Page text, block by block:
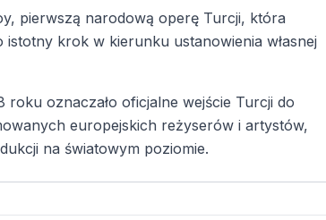
pierwszą narodową operę Turcji, która
krok w kierunku ustanowienia własnej
roku oznaczało oficjalne wejście Turcji do
europejskich reżyserów i artystów,
na światowym poziomie.